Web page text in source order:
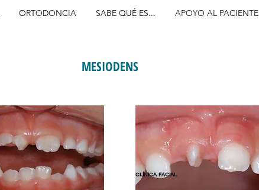
ORTODONCIA SABE QUÉ ES... APOYO AL PACIENTE
MESIODENS
CLÍNICA FACIAL